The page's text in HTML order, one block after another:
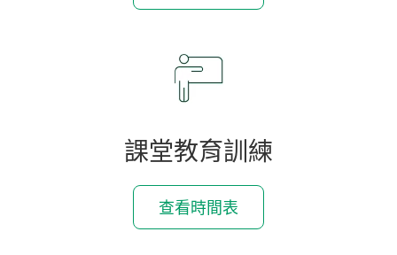
課堂教育訓練
查看時間表